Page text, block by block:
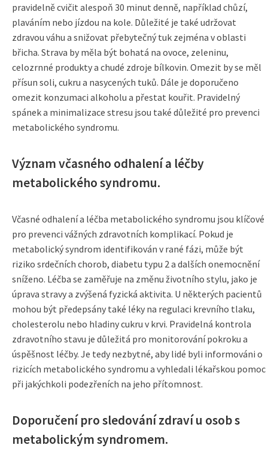
pravidelně cvičit alespoň 30 minut denně, například chůzí,
plaváním nebo jízdou na kole. Důležité je také udržovat
zdravou váhu a snižovat přebytečný tuk zejména v oblasti
břicha. Strava by měla být bohatá na ovoce, zeleninu,
celozrnné produkty a chudé zdroje bílkovin. Omezit by se měl
přísun soli, cukru a nasycených tuků. Dále je doporučeno
omezit konzumaci alkoholu a přestat kouřit. Pravidelný
spánek a minimalizace stresu jsou také důležité pro prevenci
metabolického syndromu.
Význam včasného odhalení a léčby
metabolického syndromu.
Včasné odhalení a léčba metabolického syndromu jsou klíčové
pro prevenci vážných zdravotních komplikací. Pokud je
metabolický syndrom identifikován v rané fázi, může být
riziko srdečních chorob, diabetu typu 2 a dalších onemocnění
sníženo. Léčba se zaměřuje na změnu životního stylu, jako je
úprava stravy a zvýšená fyzická aktivita. U některých pacientů
mohou být předepsány také léky na regulaci krevního tlaku,
cholesterolu nebo hladiny cukru v krvi. Pravidelná kontrola
zdravotního stavu je důležitá pro monitorování pokroku a
úspěšnost léčby. Je tedy nezbytné, aby lidé byli informováni o
rizicích metabolického syndromu a vyhledali lékařskou pomoc
při jakýchkoli podezřeních na jeho přítomnost.
Doporučení pro sledování zdraví u osob s
metabolickým syndromem.